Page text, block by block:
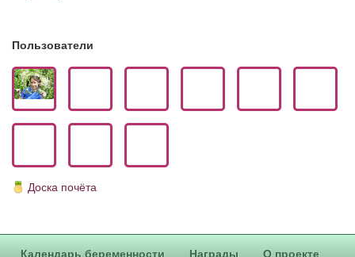
Пользователи
Доска почёта
Календарь беременности Награды О проекте